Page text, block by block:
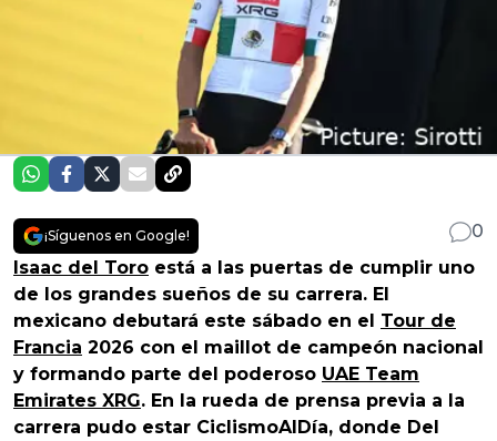
¡Síguenos en Google!
0
Isaac del Toro está a las puertas de cumplir uno
de los grandes sueños de su carrera. El
mexicano debutará este sábado en el Tour de
Francia 2026 con el maillot de campeón nacional
y formando parte del poderoso UAE Team
Emirates XRG. En la rueda de prensa previa a la
carrera pudo estar CiclismoAlDía, donde Del